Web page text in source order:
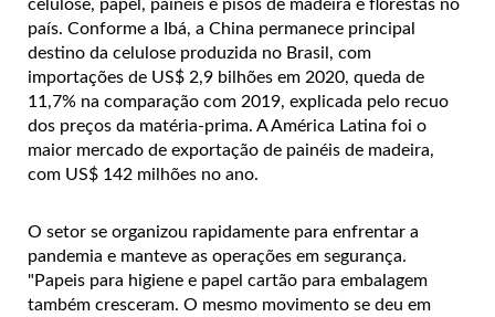
celulose, papel, painéis e pisos de madeira e florestas no
país. Conforme a Ibá, a China permanece principal
destino da celulose produzida no Brasil, com
importações de US$ 2,9 bilhões em 2020, queda de
11,7% na comparação com 2019, explicada pelo recuo
dos preços da matéria-prima. A América Latina foi o
maior mercado de exportação de painéis de madeira,
com US$ 142 milhões no ano.
O setor se organizou rapidamente para enfrentar a
pandemia e manteve as operações em segurança.
"Papeis para higiene e papel cartão para embalagem
também cresceram. O mesmo movimento se deu em